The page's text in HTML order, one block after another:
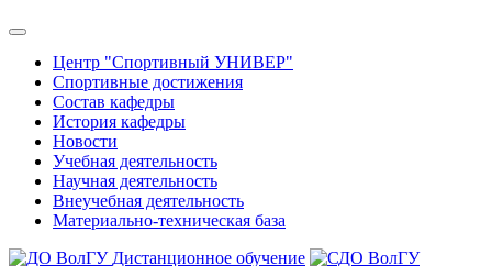
Центр "Спортивный УНИВЕР"
Спортивные достижения
Состав кафедры
История кафедры
Новости
Учебная деятельность
Научная деятельность
Внеучебная деятельность
Материально-техническая база
Дистанционное обучение